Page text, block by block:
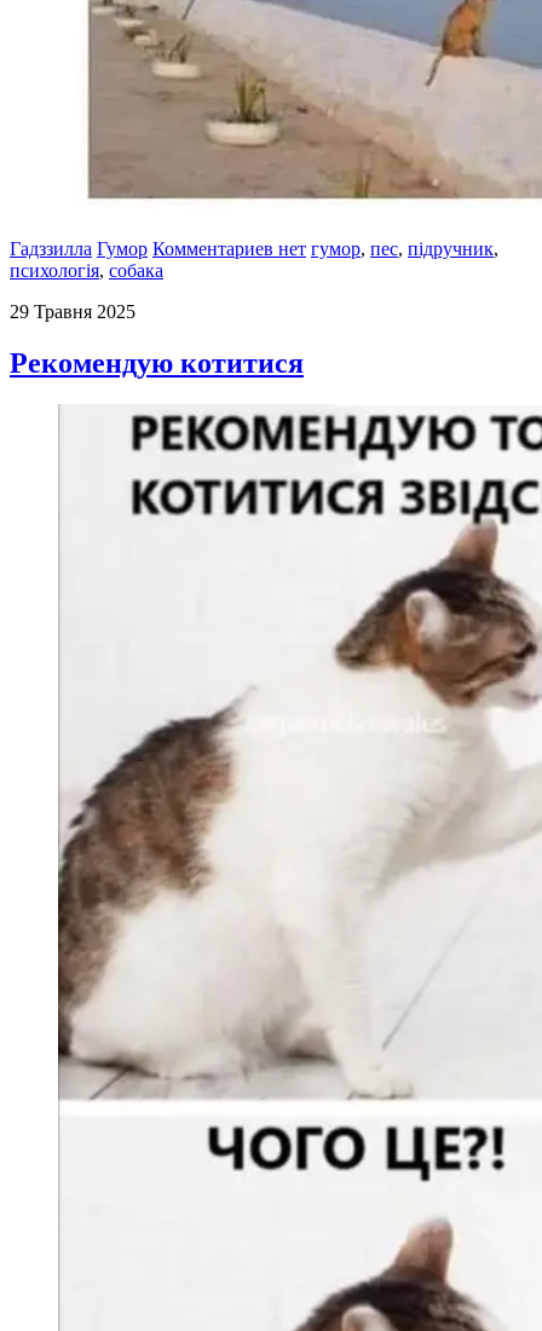
Гадззилла Гумор Комментариев нет гумор, пес, підручник,
психологія, собака
29 Травня 2025
Рекомендую котитися